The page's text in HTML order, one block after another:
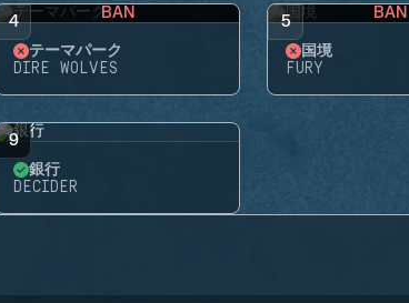
4 BAN
テーマパーク
DIRE WOLVES
5 BAN
国境
FURY
9
銀行
DECIDER